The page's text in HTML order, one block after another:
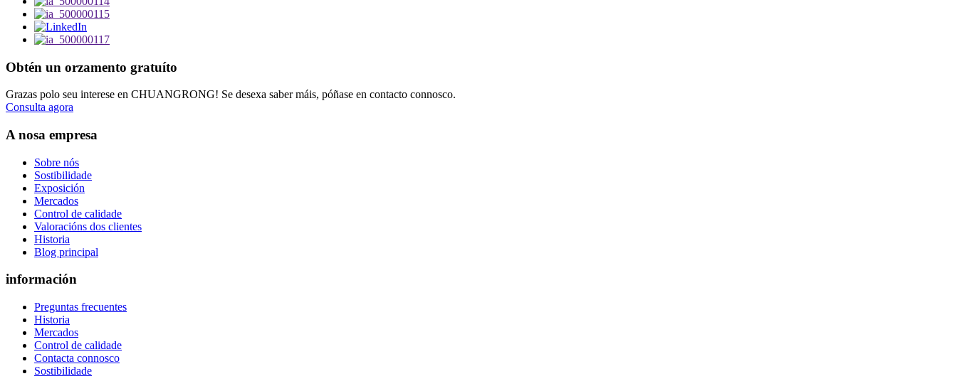
Obtén un orzamento gratuíto
Grazas polo seu interese en CHUANGRONG! Se desexa saber máis, póñase en contacto connosco.
Consulta agora
A nosa empresa
Sobre nós
Sostibilidade
Exposición
Mercados
Control de calidade
Valoracións dos clientes
Historia
Blog principal
información
Preguntas frecuentes
Historia
Mercados
Control de calidade
Contacta connosco
Sostibilidade